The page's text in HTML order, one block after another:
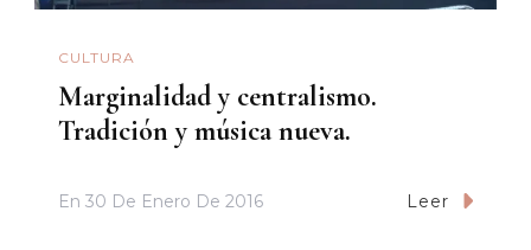
CULTURA
Marginalidad y centralismo.
Tradición y música nueva.
En 30 De Enero De 2016 Leer